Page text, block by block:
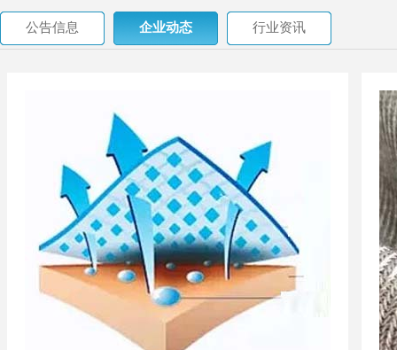
公告信息 企业动态 行业资讯